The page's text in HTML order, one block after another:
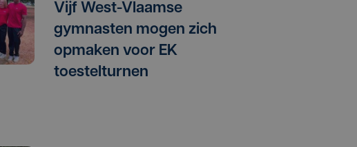
Vijf West-Vlaamse
gymnasten mogen zich
opmaken voor EK
toestelturnen